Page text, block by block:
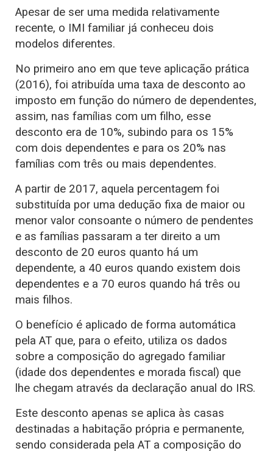
Apesar de ser uma medida relativamente
recente, o IMI familiar já conheceu dois
modelos diferentes.
No primeiro ano em que teve aplicação prática
(2016), foi atribuída uma taxa de desconto ao
imposto em função do número de dependentes,
assim, nas famílias com um filho, esse
desconto era de 10%, subindo para os 15%
com dois dependentes e para os 20% nas
famílias com três ou mais dependentes.
A partir de 2017, aquela percentagem foi
substituída por uma dedução fixa de maior ou
menor valor consoante o número de pendentes
e as famílias passaram a ter direito a um
desconto de 20 euros quanto há um
dependente, a 40 euros quando existem dois
dependentes e a 70 euros quando há três ou
mais filhos.
O benefício é aplicado de forma automática
pela AT que, para o efeito, utiliza os dados
sobre a composição do agregado familiar
(idade dos dependentes e morada fiscal) que
lhe chegam através da declaração anual do IRS.
Este desconto apenas se aplica às casas
destinadas a habitação própria e permanente,
sendo considerada pela AT a composição do